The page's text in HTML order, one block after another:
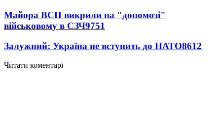
Майора ВСП викрили на "допомозі"
військовому в СЗЧ9751
Залужний: Україна не вступить до НАТО8612
Читати коментарі